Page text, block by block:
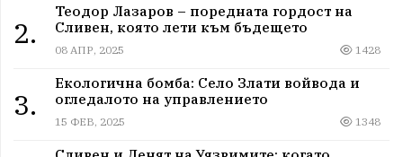
2.
Теодор Лазаров – поредната гордост на
Сливен, която лети към бъдещето
08 АПР, 2025 1428
3.
Екологична бомба: Село Злати войвода и
огледалото на управлението
15 ФЕВ, 2025 1348